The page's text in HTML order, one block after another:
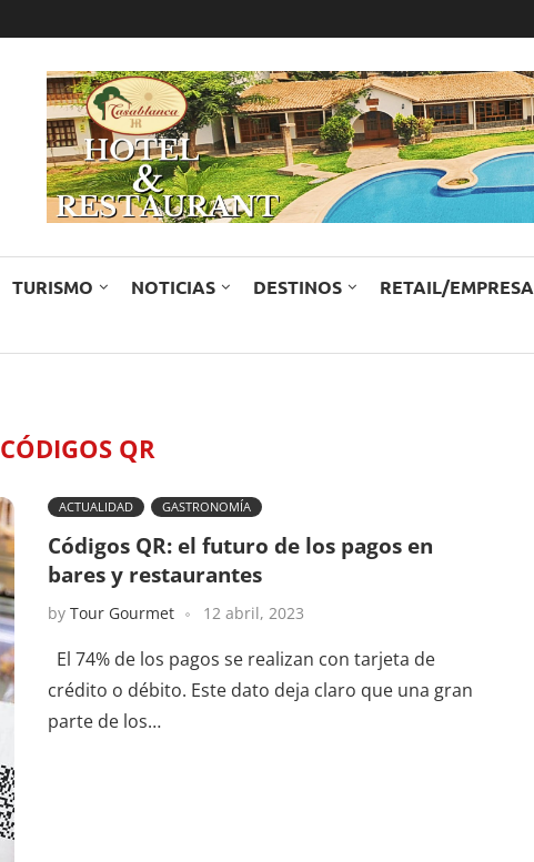
TURISMO NOTICIAS DESTINOS RETAIL/EMPRESA
CÓDIGOS QR
ACTUALIDAD GASTRONOMÍA
Códigos QR: el futuro de los pagos en
bares y restaurantes
by Tour Gourmet 12 abril, 2023
El 74% de los pagos se realizan con tarjeta de
crédito o débito. Este dato deja claro que una gran
parte de los…